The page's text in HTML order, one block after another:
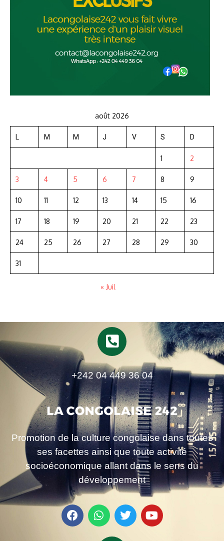
août 2026
L M M J V S D
1 2
3 4 5 6 7 8 9
10 11 12 13 14 15 16
17 18 19 20 21 22 23
24 25 26 27 28 29 30
31
« Juil
+242 04 449 36 04
Promotion de la culture congolaise dans toutes
ses facettes ainsi que toute activité
socioéconomique allant dans le sens du
développement